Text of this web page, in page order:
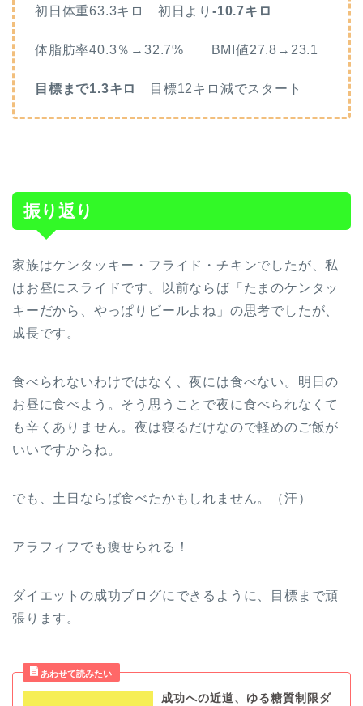
初日体重63.3キロ 初日より -10.7キロ
体脂肪率40.3％→32.7% BMI値27.8→23.1
目標まで1.3キロ 目標12キロ減でスタート
振り返り
家族はケンタッキー・フライド・チキンでしたが、私
はお昼にスライドです。以前ならば「たまのケンタッ
キーだから、やっぱりビールよね」の思考でしたが、
成長です。
食べられないわけではなく、夜には食べない。明日の
お昼に食べよう。そう思うことで夜に食べられなくて
も辛くありません。夜は寝るだけなので軽めのご飯が
いいですからね。
でも、土日ならば食べたかもしれません。（汗）
アラフィフでも痩せられる！
ダイエットの成功ブログにできるように、目標まで頑
張ります。
成功への近道、ゆる糖質制限ダ